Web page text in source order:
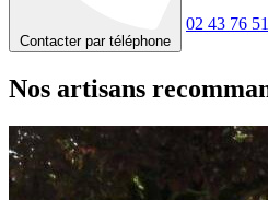
Contacter par téléphone
02 43 76
Nos artisans